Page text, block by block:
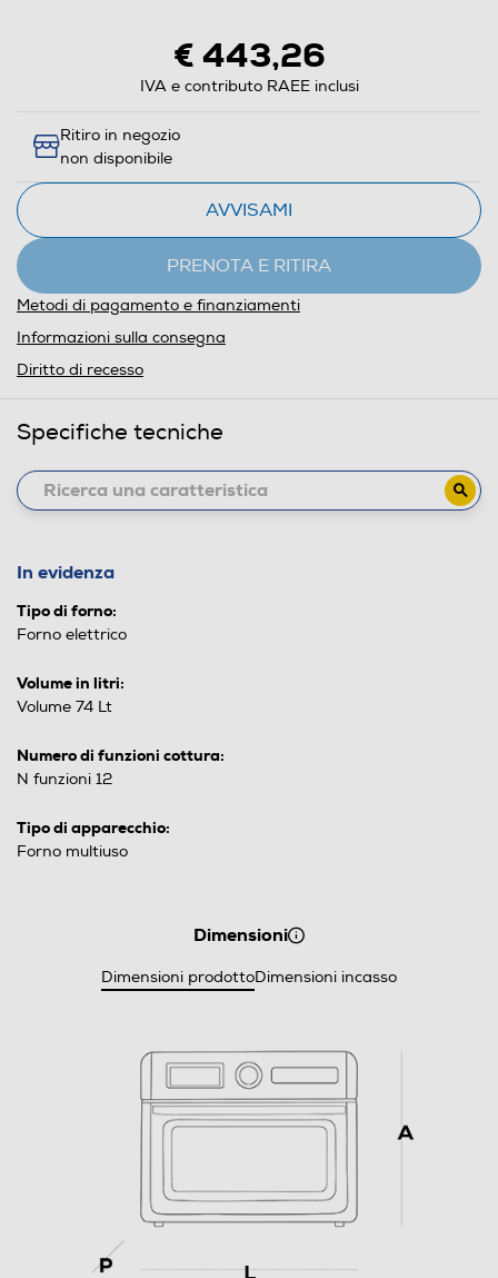
€ 443,26
IVA e contributo RAEE inclusi
Ritiro in negozio
non disponibile
AVVISAMI
PRENOTA E RITIRA
Metodi di pagamento e finanziamenti
Informazioni sulla consegna
Diritto di recesso
Specifiche tecniche
In evidenza
Tipo di forno:
Forno elettrico
Volume in litri:
Volume 74 Lt
Numero di funzioni cottura:
N funzioni 12
Tipo di apparecchio:
Forno multiuso
Dimensioni
Dimensioni prodottoDimensioni incasso